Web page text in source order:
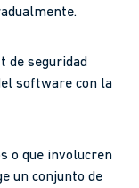
de seguridad
software con la
o que involucren
un conjunto de